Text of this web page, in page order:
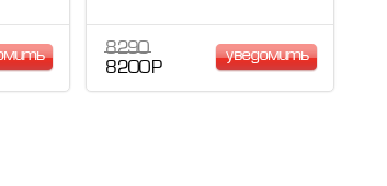
8 290
8 200 Р
уведомить